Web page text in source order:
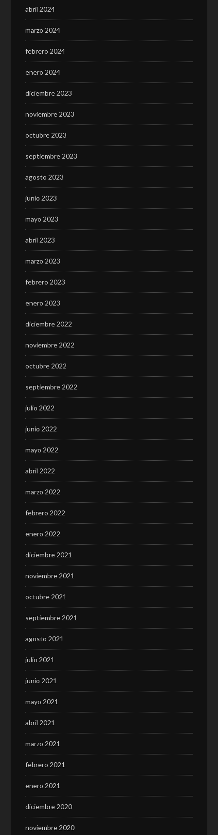
abril 2024
marzo 2024
febrero 2024
enero 2024
diciembre 2023
noviembre 2023
octubre 2023
septiembre 2023
agosto 2023
junio 2023
mayo 2023
abril 2023
marzo 2023
febrero 2023
enero 2023
diciembre 2022
noviembre 2022
octubre 2022
septiembre 2022
julio 2022
junio 2022
mayo 2022
abril 2022
marzo 2022
febrero 2022
enero 2022
diciembre 2021
noviembre 2021
octubre 2021
septiembre 2021
agosto 2021
julio 2021
junio 2021
mayo 2021
abril 2021
marzo 2021
febrero 2021
enero 2021
diciembre 2020
noviembre 2020